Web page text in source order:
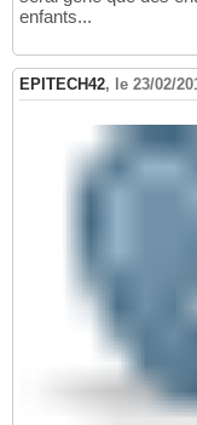
enfants...
EPITECH42, le 23/02/